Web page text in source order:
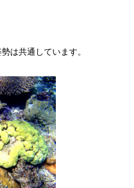
は共通しています。